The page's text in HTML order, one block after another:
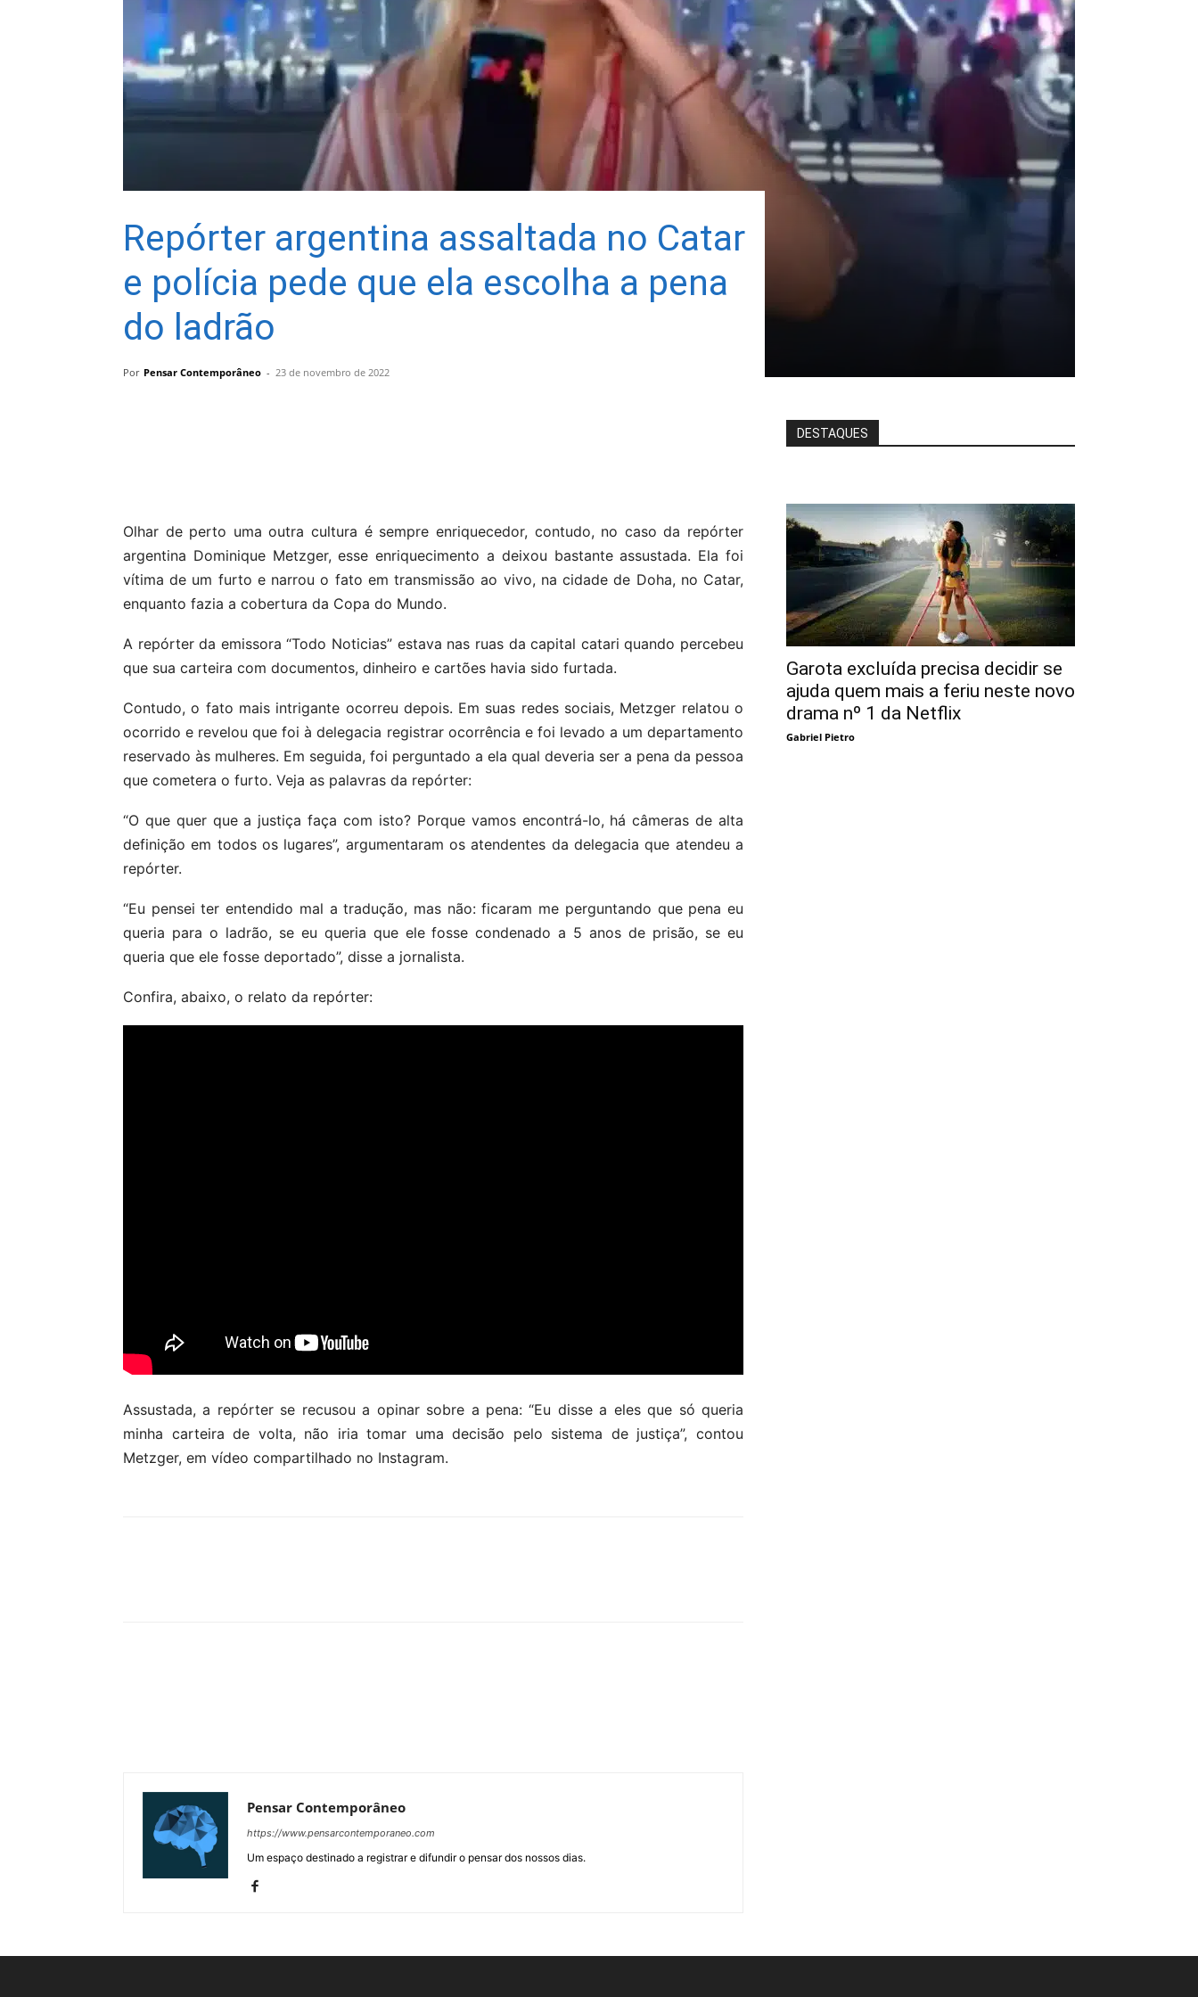
Repórter argentina assaltada no Catar
e polícia pede que ela escolha a pena
do ladrão
Por Pensar Contemporâneo - 23 de novembro de 2022
Olhar de perto uma outra cultura é sempre enriquecedor, contudo, no caso da repórter
argentina Dominique Metzger, esse enriquecimento a deixou bastante assustada. Ela foi
vítima de um furto e narrou o fato em transmissão ao vivo, na cidade de Doha, no Catar,
enquanto fazia a cobertura da Copa do Mundo.
A repórter da emissora “Todo Noticias” estava nas ruas da capital catari quando percebeu
que sua carteira com documentos, dinheiro e cartões havia sido furtada.
Contudo, o fato mais intrigante ocorreu depois. Em suas redes sociais, Metzger relatou o
ocorrido e revelou que foi à delegacia registrar ocorrência e foi levado a um departamento
reservado às mulheres. Em seguida, foi perguntado a ela qual deveria ser a pena da pessoa
que cometera o furto. Veja as palavras da repórter:
“O que quer que a justiça faça com isto? Porque vamos encontrá-lo, há câmeras de alta
definição em todos os lugares”, argumentaram os atendentes da delegacia que atendeu a
repórter.
“Eu pensei ter entendido mal a tradução, mas não: ficaram me perguntando que pena eu
queria para o ladrão, se eu queria que ele fosse condenado a 5 anos de prisão, se eu
queria que ele fosse deportado”, disse a jornalista.
Confira, abaixo, o relato da repórter:
Assustada, a repórter se recusou a opinar sobre a pena: “Eu disse a eles que só queria
minha carteira de volta, não iria tomar uma decisão pelo sistema de justiça”, contou
Metzger, em vídeo compartilhado no Instagram.
Pensar Contemporâneo
https://www.pensarcontemporaneo.com
Um espaço destinado a registrar e difundir o pensar dos nossos dias.
DESTAQUES
Garota excluída precisa decidir se
ajuda quem mais a feriu neste novo
drama nº 1 da Netflix
Gabriel Pietro